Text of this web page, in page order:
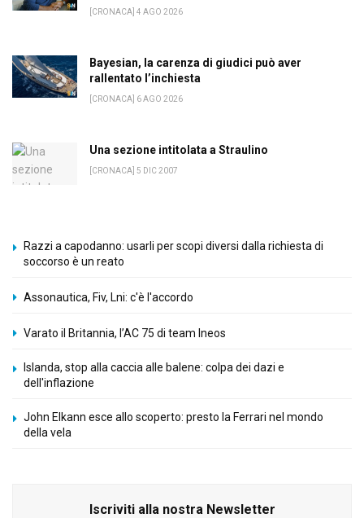
[CRONACA] 4 AGO 2026
Bayesian, la carenza di giudici può aver
rallentato l’inchiesta
[CRONACA] 6 AGO 2026
Una sezione intitolata a Straulino
[CRONACA] 5 DIC 2007
Razzi a capodanno: usarli per scopi diversi dalla richiesta di
soccorso è un reato
Assonautica, Fiv, Lni: c'è l'accordo
Varato il Britannia, l’AC 75 di team Ineos
Islanda, stop alla caccia alle balene: colpa dei dazi e
dell'inflazione
John Elkann esce allo scoperto: presto la Ferrari nel mondo
della vela
Iscriviti alla nostra Newsletter